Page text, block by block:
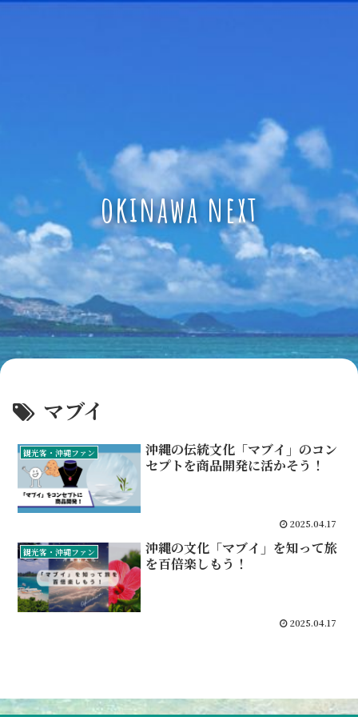
okinawa next
マブイ
観光客・沖縄ファン
沖縄の伝統文化「マブイ」のコン
セプトを商品開発に活かそう！
2025.04.17
観光客・沖縄ファン
沖縄の文化「マブイ」を知って旅
を百倍楽しもう！
2025.04.17